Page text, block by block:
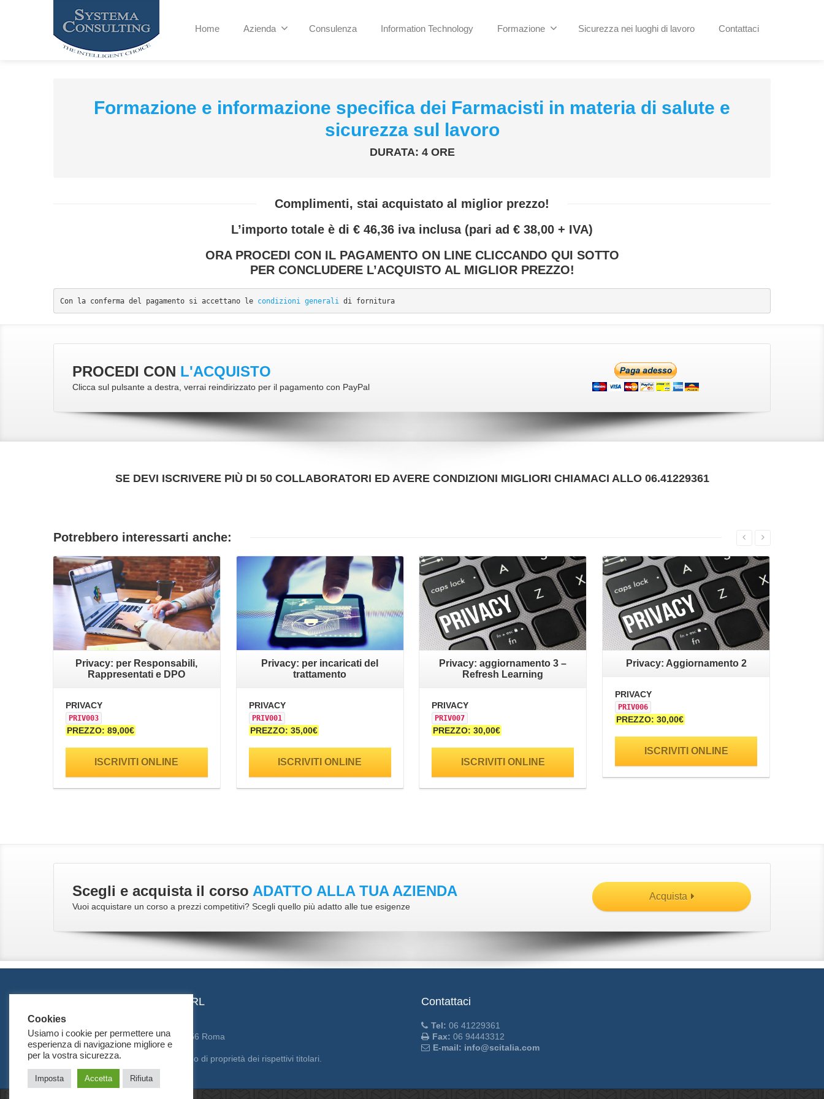
Home Azienda Consulenza Information Technology Formazione Sicurezza nei luoghi di lavoro Contattaci
Formazione e informazione specifica dei Farmacisti in materia di salute e
sicurezza sul lavoro
DURATA: 4 ORE
Complimenti, stai acquistato al miglior prezzo!
L’importo totale è di € 46,36 iva inclusa (pari ad € 38,00 + IVA)
ORA PROCEDI CON IL PAGAMENTO ON LINE CLICCANDO QUI SOTTO
PER CONCLUDERE L’ACQUISTO AL MIGLIOR PREZZO!
Con la conferma del pagamento si accettano le condizioni generali di fornitura
PROCEDI CON L'ACQUISTO
Clicca sul pulsante a destra, verrai reindirizzato per il pagamento con PayPal
SE DEVI ISCRIVERE PIÙ DI 50 COLLABORATORI ED AVERE CONDIZIONI MIGLIORI CHIAMACI ALLO 06.41229361
Potrebbero interessarti anche:
VAI ALLA SCHEDA
Privacy: per Responsabili,
Rappresentati e DPO
PRIVACY
PRIV003
PREZZO: 89,00€
ISCRIVITI ONLINE
Privacy: per incaricati del
trattamento
PRIVACY
PRIV001
PREZZO: 35,00€
ISCRIVITI ONLINE
Privacy: aggiornamento 3 –
Refresh Learning
PRIVACY
PRIV007
PREZZO: 30,00€
ISCRIVITI ONLINE
Privacy: Aggiornamento 2
PRIVACY
PRIV006
PREZZO: 30,00€
ISCRIVITI ONLINE
Scegli e acquista il corso ADATTO ALLA TUA AZIENDA
Vuoi acquistare un corso a prezzi competitivi? Scegli quello più adatto alle tue esigenze
Acquista
SYSTEMA CONSULTING SRL
Sede legale e operativa Roma
Via Carlo Arturo Jemolo, 303 – 00156 Roma
P.Iva e C.F. 05414321009
Tutti i marchi citati in questo sito sono di proprietà dei rispettivi titolari.
Contattaci
Tel: 06 41229361
Fax: 06 94443312
E-mail: info@scitalia.com
Cookies
Usiamo i cookie per permettere una
esperienza di navigazione migliore e
per la vostra sicurezza.
Imposta Accetta Rifiuta